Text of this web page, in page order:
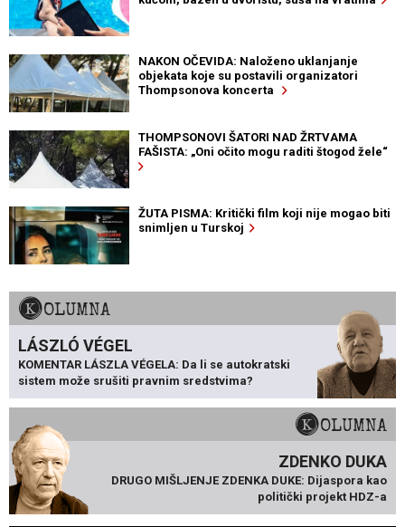
NAKON OČEVIDA: Naloženo uklanjanje
objekata koje su postavili organizatori
Thompsonova koncerta
THOMPSONOVI ŠATORI NAD ŽRTVAMA
FAŠISTA: „Oni očito mogu raditi štogod žele“
ŽUTA PISMA: Kritički film koji nije mogao biti
snimljen u Turskoj
KOLUMNA
LÁSZLÓ VÉGEL
KOMENTAR LÁSZLA VÉGELA: Da li se autokratski
sistem može srušiti pravnim sredstvima?
KOLUMNA
ZDENKO DUKA
DRUGO MIŠLJENJE ZDENKA DUKE: Dijaspora kao
politički projekt HDZ-a